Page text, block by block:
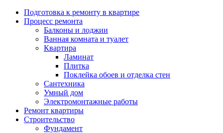
Подготовка к ремонту в квартире
Процесс ремонта
Балконы и лоджии
Ванная комната и туалет
Квартира
Ламинат
Плитка
Поклейка обоев и отделка стен
Сантехника
Умный дом
Электромонтажные работы
Ремонт квартиры
Строительство
Фундамент